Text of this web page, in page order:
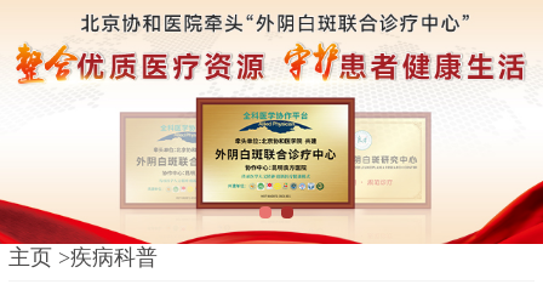
主页 >疾病科普